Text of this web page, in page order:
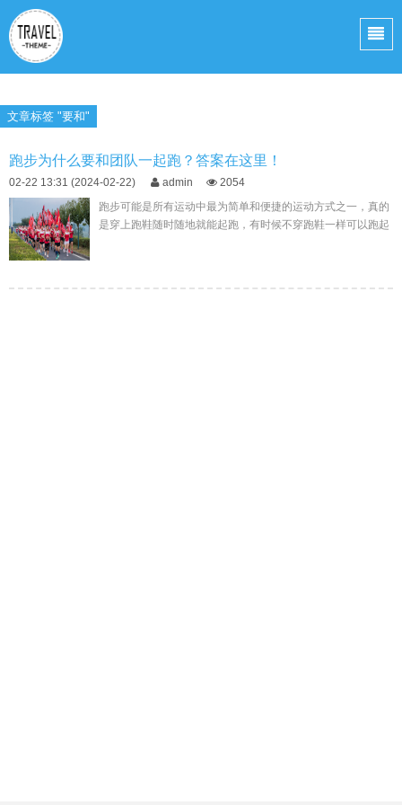
文章标签 "要和"
跑步为什么要和团队一起跑？答案在这里！
02-22 13:31 (2024-02-22) admin
2054
跑步可能是所有运动中最为简单和便捷的运动方式之一，真的
是穿上跑鞋随时随地就能起跑，有时候不穿跑鞋一样可以跑起